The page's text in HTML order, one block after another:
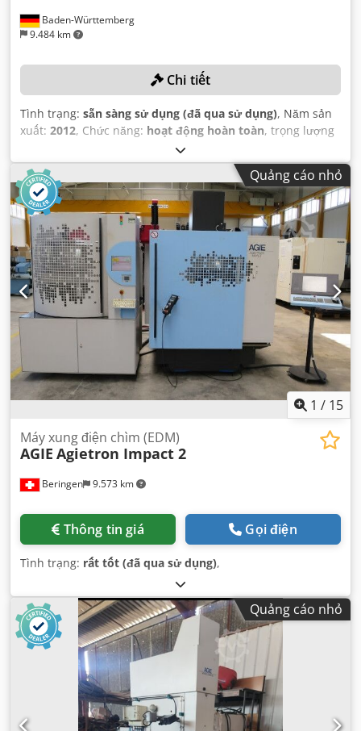
Baden-Württemberg
9.484 km
Chi tiết
Tình trạng: sẵn sàng sử dụng (đã qua sử dụng), Năm sản
xuất: 2012, Chức năng: hoạt động hoàn toàn, trọng lượng
, khoảng cách di chuyển trục X:
mm, khoảng cách di chuyển trục Y:250 mm, khoảng cách
di chuyển trục Z:250 mm, trọng lượng tổng cộng: 2.640
kg,
Quảng cáo nhỏ
1 / 15
Beringen 9.573 km
Máy xung điện chìm (EDM)
AGIE Agietron Impact 2
Thông tin giá Gọi điện
Tình trạng: rất tốt (đã qua sử dụng),
Quảng cáo nhỏ